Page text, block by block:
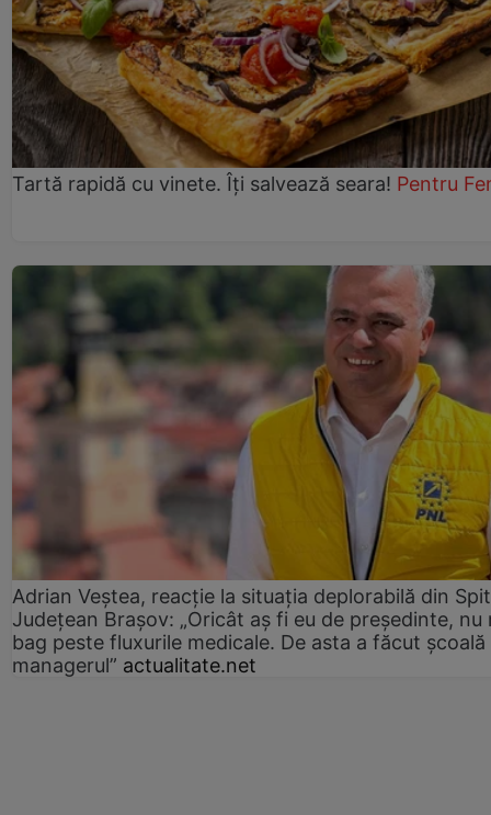
Tartă rapidă cu vinete. Îți salvează seara! Pentru
Adrian Veștea, reacție la situația deplorabilă din
Județean Brașov: „Oricât aș fi eu de președinte, nu
bag peste fluxurile medicale. De asta a făcut școală
managerul” actualitate.net